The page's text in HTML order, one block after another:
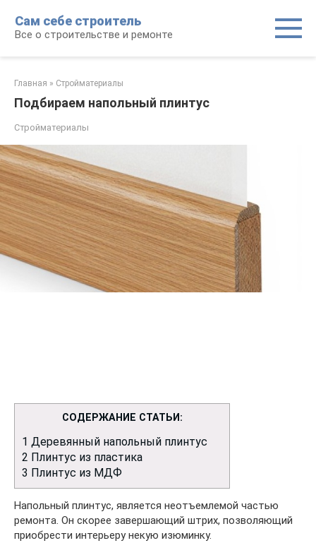
контенту
Сам себе строитель
Все о строительстве и ремонте
Главная » Стройматериалы
Подбираем напольный плинтус
Стройматериалы
СОДЕРЖАНИЕ СТАТЬИ:
1 Деревянный напольный плинтус
2 Плинтус из пластика
3 Плинтус из МДФ
Напольный плинтус, является неотъемлемой частью
ремонта. Он скорее завершающий штрих, позволяющий
приобрести интерьеру некую изюминку.